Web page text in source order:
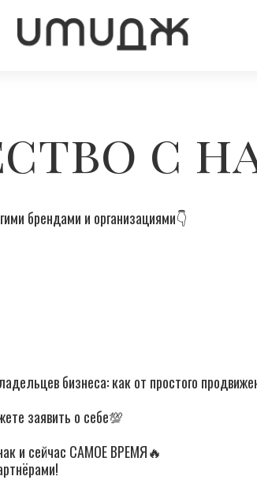
с
брендами и организациями👇
бизнеса: как от простого
заявить о себе💯
и сейчас САМОЕ ВРЕМЯ🔥